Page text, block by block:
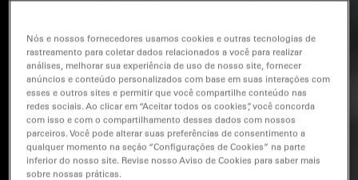
Nós e nossos fornecedores usamos cookies e outras tecnologias de
rastreamento para coletar dados relacionados a você para realizar
análises, melhorar sua experiência de uso de nosso site, fornecer
anúncios e conteúdo personalizados com base em suas interações com
esses e outros sites e permitir que você compartilhe conteúdo nas
redes sociais. Ao clicar em “Aceitar todos os cookies”, você concorda
com isso e com o compartilhamento desses dados com nossos
parceiros. Você pode alterar suas preferências de consentimento a
qualquer momento na seção “Configurações de Cookies” na parte
inferior do nosso site. Revise nosso Aviso de Cookies para saber mais
sobre nossas práticas.